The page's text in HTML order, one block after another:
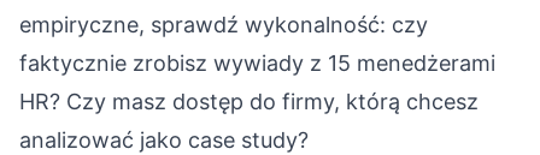
empiryczne, sprawdź wykonalność: czy
faktycznie zrobisz wywiady z 15 menedżerami
HR? Czy masz dostęp do firmy, którą chcesz
analizować jako case study?